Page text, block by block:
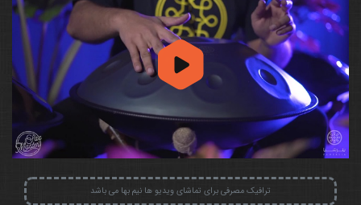
ترافیک مصرفی برای تماشای ویدیو ها نیم بها می باشد